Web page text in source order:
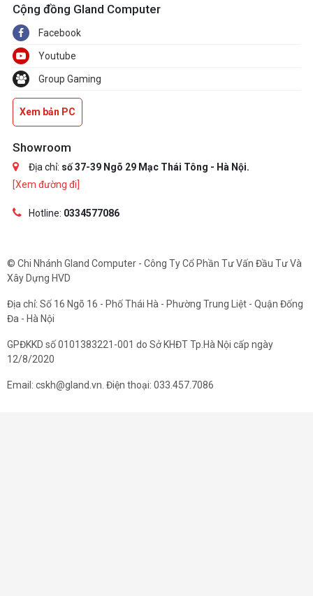
Cộng đồng Gland Computer
Facebook
Youtube
Group Gaming
Xem bản PC
Showroom
Địa chỉ: số 37-39 Ngõ 29 Mạc Thái Tông - Hà Nội.
[Xem đường đi]
Hotline: 0334577086
© Chi Nhánh Gland Computer - Công Ty Cổ Phần Tư Vấn Đầu Tư Và
Xây Dựng HVD
Địa chỉ: Số 16 Ngõ 16 - Phố Thái Hà - Phường Trung Liệt - Quận Đống
Đa - Hà Nội
GPĐKKD số 0101383221-001 do Sở KHĐT Tp.Hà Nội cấp ngày
12/8/2020
Email: cskh@gland.vn. Điện thoại: 033.457.7086